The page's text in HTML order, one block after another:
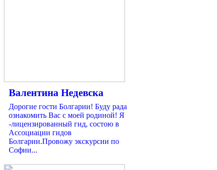
Валентина Недевска
Дорогие гости Болгарии! Буду рада
ознакомить Вас с моей родиной! Я
-лицензированный гид, состою в
Ассоциации гидов
Болгарии.Провожу экскурсии по
Софии...